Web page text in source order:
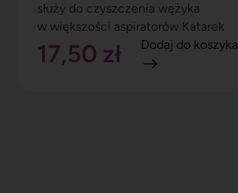
służy do czyszczenia wężyka
w większości aspiratorów Katarek
17,50 zł Dodaj do koszyka